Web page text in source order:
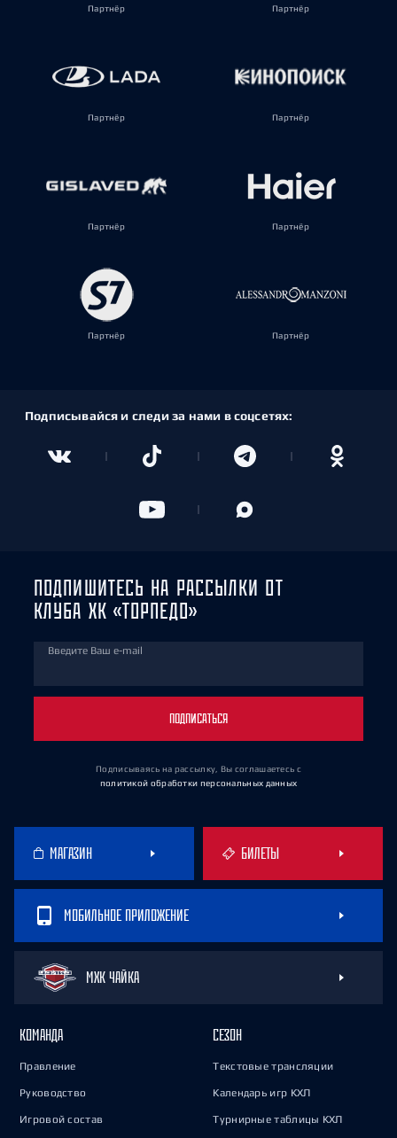
Партнёр Партнёр
Партнёр Партнёр
Партнёр Партнёр
Партнёр Партнёр
Подписывайся и следи за нами в соцсетях:
ПОДПИШИТЕСЬ НА РАССЫЛКИ ОТ
КЛУБА ХК «ТОРПЕДО»
Введите Ваш e-mail
ПОДПИСАТЬСЯ
Подписываясь на рассылку, Вы соглашаетесь с
политикой обработки персональных данных
МАГАЗИН БИЛЕТЫ
МОБИЛЬНОЕ ПРИЛОЖЕНИЕ
МХК ЧАЙКА
КОМАНДА
Правление
Руководство
Игровой состав
СЕЗОН
Текстовые трансляции
Календарь игр КХЛ
Турнирные таблицы КХЛ